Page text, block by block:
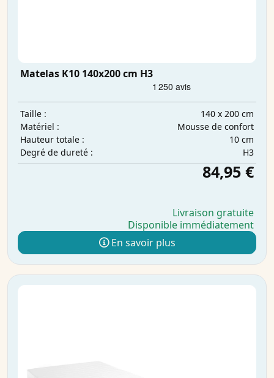
Matelas K10 140x200 cm H3
Taille :
140 x 200 cm
Matériel :
Mousse de confort
Hauteur totale :
10 cm
Degré de dureté :
H3
84,95 €
Livraison gratuite
Disponible immédiatement
En savoir plus